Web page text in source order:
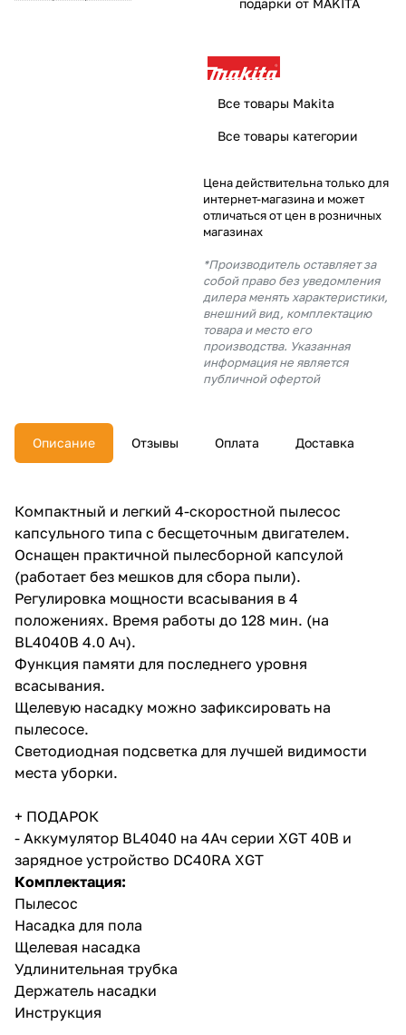
подарки от MAKITA
Все товары Makita
Все товары категории
Цена действительна только для
интернет-магазина и может
отличаться от цен в розничных
магазинах
*Производитель оставляет за
собой право без уведомления
дилера менять характеристики,
внешний вид, комплектацию
товара и место его
производства. Указанная
информация не является
публичной офертой
Описание Отзывы Оплата Доставка
Компактный и легкий 4-скоростной пылесос
капсульного типа с бесщеточным двигателем.
Оснащен практичной пылесборной капсулой
(работает без мешков для сбора пыли).
Регулировка мощности всасывания в 4
положениях. Время работы до 128 мин. (на
BL4040B 4.0 Ач).
Функция памяти для последнего уровня
всасывания.
Щелевую насадку можно зафиксировать на
пылесосе.
Светодиодная подсветка для лучшей видимости
места уборки.
+ ПОДАРОК
- Аккумулятор BL4040 на 4Ач серии XGT 40В и
зарядное устройство DC40RA XGT
Комплектация:
Пылесос
Насадка для пола
Щелевая насадка
Удлинительная трубка
Держатель насадки
Инструкция
% будут
каждые 2 недели
25
Остались вопросы?
8 800 302-02-51
plait.ru